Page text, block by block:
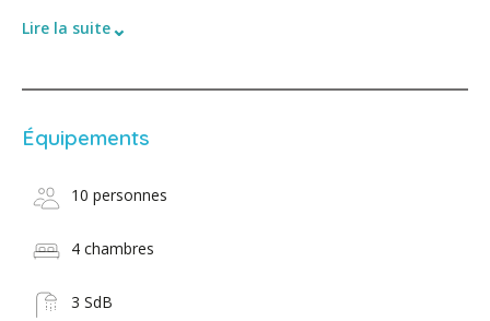
Lire la suite⌄
Équipements
10 personnes
4 chambres
3 SdB